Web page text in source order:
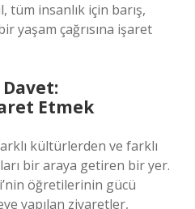
tüm insanlık için barış,
yaşam çağrısına işaret
Etmek
kültürlerden ve farklı
bir araya getiren bir yer.
öğretilerinin gücü
yapılan ziyaretler,